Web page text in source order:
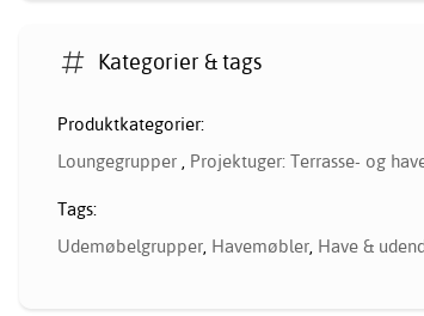
Kategorier & tags
Produktkategorier:
Loungegrupper , Projektuger: Terrasse- og
Tags:
Udemøbelgrupper, Havemøbler, Have &